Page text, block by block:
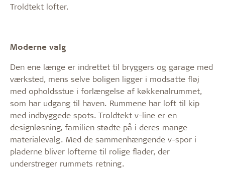
Troldtekt lofter.
Moderne valg
Den ene længe er indrettet til bryggers og garage med
værksted, mens selve boligen ligger i modsatte fløj
med opholdsstue i forlængelse af køkkenalrummet,
som har udgang til haven. Rummene har loft til kip
med indbyggede spots. Troldtekt v-line er en
designløsning, familien stødte på i deres mange
materialevalg. Med de sammenhængende v-spor i
pladerne bliver lofterne til rolige flader, der
understreger rummets retning.